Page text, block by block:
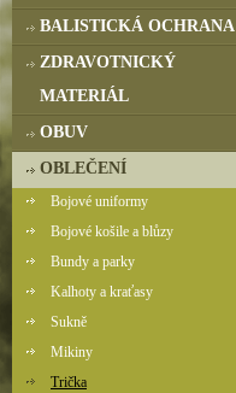
BALISTICKÁ OCHRANA
ZDRAVOTNICKÝ
MATERIÁL
OBUV
OBLEČENÍ
Bojové uniformy
Bojové košile a blůzy
Bundy a parky
Kalhoty a kraťasy
Sukně
Mikiny
Trička